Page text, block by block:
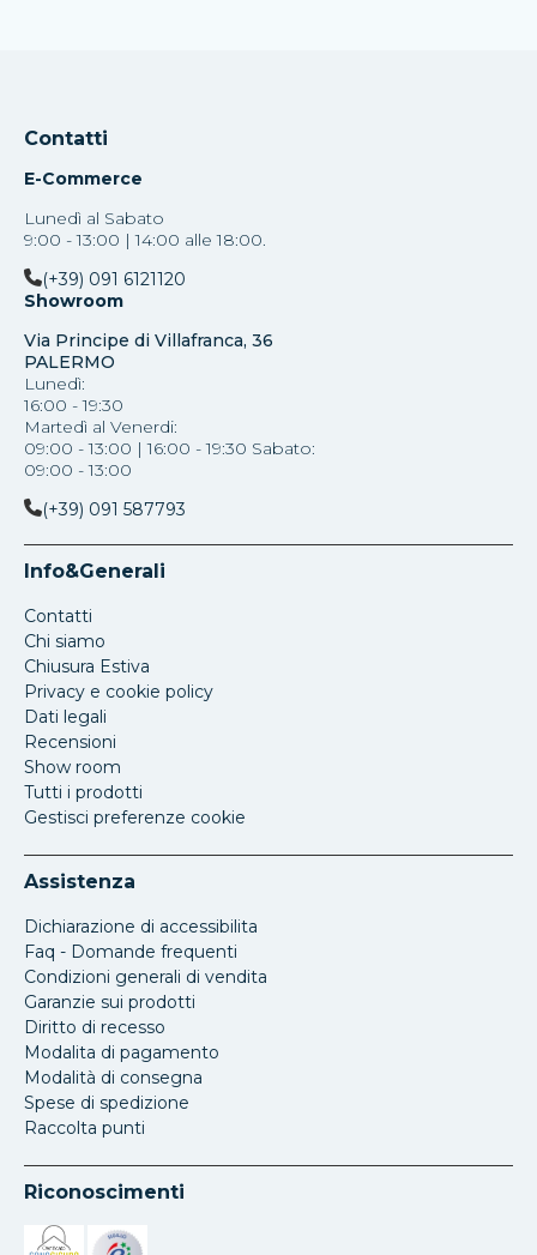
Contatti
E-Commerce
Lunedì al Sabato
9:00 - 13:00 | 14:00 alle 18:00.
(+39) 091 6121120
Showroom
Via Principe di Villafranca, 36
PALERMO
Lunedì:
16:00 - 19:30
Martedì al Venerdi:
09:00 - 13:00 | 16:00 - 19:30 Sabato:
09:00 - 13:00
(+39) 091 587793
Info&Generali
Contatti
Chi siamo
Chiusura Estiva
Privacy e cookie policy
Dati legali
Recensioni
Show room
Tutti i prodotti
Gestisci preferenze cookie
Assistenza
Dichiarazione di accessibilita
Faq - Domande frequenti
Condizioni generali di vendita
Garanzie sui prodotti
Diritto di recesso
Modalita di pagamento
Modalità di consegna
Spese di spedizione
Raccolta punti
Riconoscimenti